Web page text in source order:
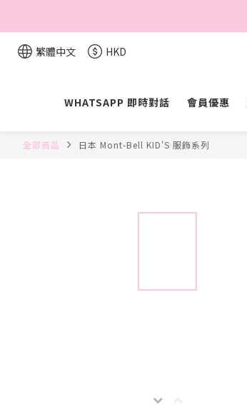
繁體中文 HKD
WHATSAPP 即時對話 會員優惠
全部商品 日本 Mont-Bell KID'S 服飾系列